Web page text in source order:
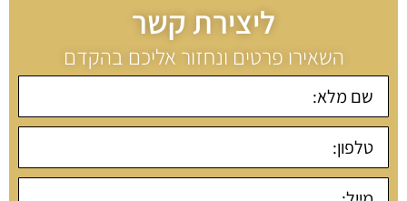
ליצירת קשר
השאירו פרטים ונחזור אליכם בהקדם